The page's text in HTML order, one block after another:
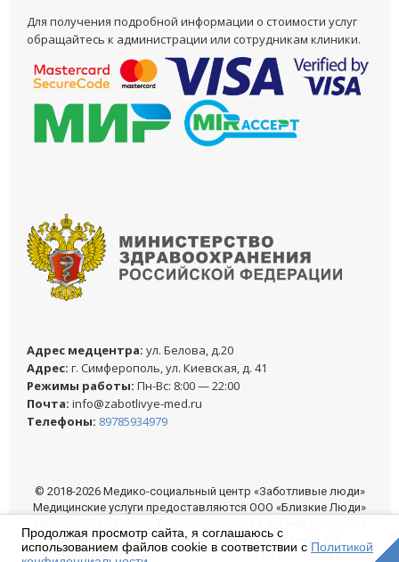
Для получения подробной информации о стоимости услуг
обращайтесь к администрации или сотрудникам клиники.
Адреc медцентра: ул. Белова, д.20
Адреc: г. Симферополь, ул. Киевская, д. 41
Режимы работы: Пн-Вс: 8:00 — 22:00
Почта: info@zabotlivye-med.ru
Телефоны: 89785934979
© 2018-2026 Медико-социальный центр «Заботливые люди»
Медицинские услуги предоставляются ООО «Близкие Люди»
Симферополь, ул. Киевская, дом 41, помещение 623
Лицензия № ЛО41-01177-91/01356851 от 20.08.2024 г.
Продолжая просмотр сайта, я соглашаюсь с
использованием файлов cookie в соответствии с Политикой